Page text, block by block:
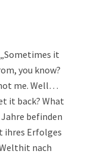
it
you know?
me. Well…
it back? What
befinden
ihres Erfolges
nach